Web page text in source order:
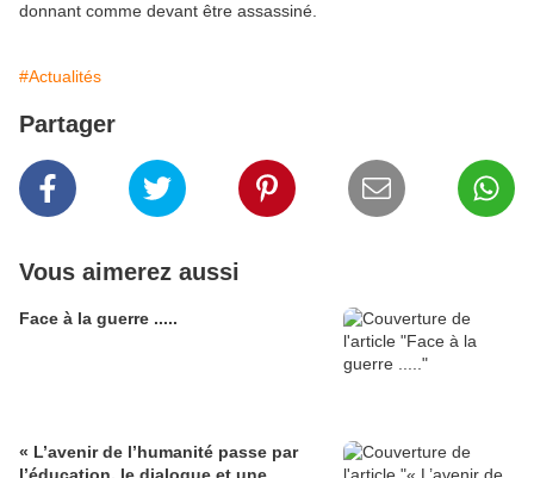
donnant comme devant être assassiné.
#Actualités
Partager
Vous aimerez aussi
Face à la guerre .....
« L’avenir de l’humanité passe par